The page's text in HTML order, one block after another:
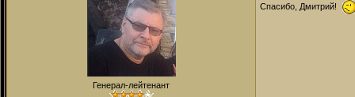
Генерал-лейтенант
Спасибо, Дмитрий!